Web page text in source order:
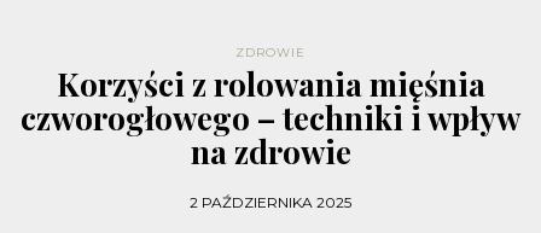
ZDROWIE
Korzyści z rolowania mięśnia
czworogłowego – techniki i wpływ
na zdrowie
2 PAŹDZIERNIKA 2025